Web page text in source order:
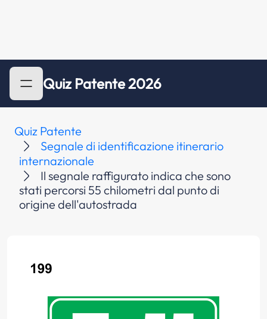
Quiz Patente 2026
Quiz Patente
Segnale di identificazione itinerario
internazionale
Il segnale raffigurato indica che sono
stati percorsi 55 chilometri dal punto di
origine dell'autostrada